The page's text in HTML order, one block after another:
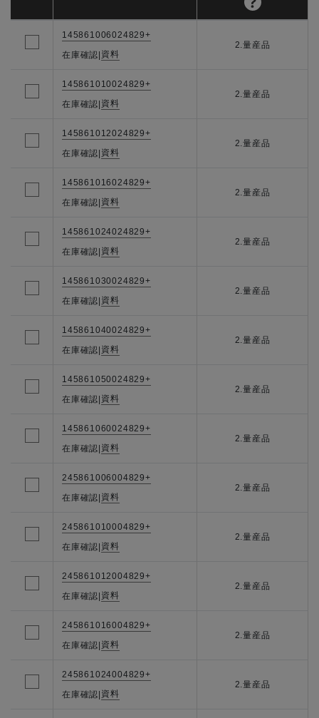
145861006024829+
在庫確認| 資料
2.量産品
145861010024829+
在庫確認| 資料
2.量産品
145861012024829+
在庫確認| 資料
2.量産品
145861016024829+
在庫確認| 資料
2.量産品
145861024024829+
在庫確認| 資料
2.量産品
145861030024829+
在庫確認| 資料
2.量産品
145861040024829+
在庫確認| 資料
2.量産品
145861050024829+
在庫確認| 資料
2.量産品
145861060024829+
在庫確認| 資料
2.量産品
245861006004829+
在庫確認| 資料
2.量産品
245861010004829+
在庫確認| 資料
2.量産品
245861012004829+
在庫確認| 資料
2.量産品
245861016004829+
在庫確認| 資料
2.量産品
245861024004829+
在庫確認| 資料
2.量産品